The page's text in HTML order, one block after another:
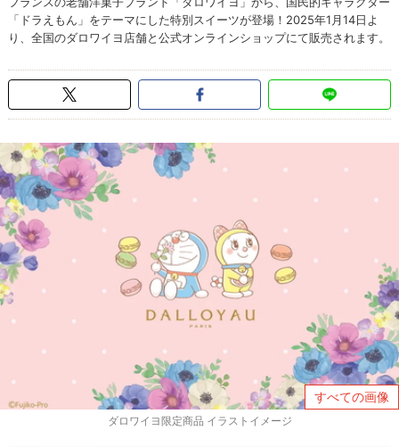
「ドラえもん」をテーマにした特別スイーツが登場！2025年1月14日よ
り、全国のダロワイヨ店舗と公式オンラインショップにて販売されます。
すべての画像
ダロワイヨ限定商品 イラストイメージ